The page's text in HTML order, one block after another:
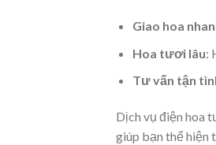
Giao hoa
Hoa tươi lâu:
Tư vấn tận
Dịch vụ điện hoa
giúp bạn thể hiện